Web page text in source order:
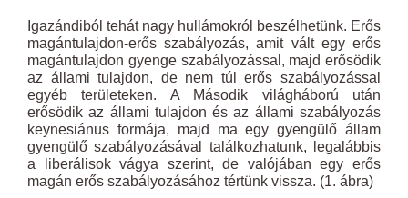
Igazándiból tehát nagy hullámokról beszélhetünk. Erős
magántulajdon-erős szabályozás, amit vált egy erős
magántulajdon gyenge szabályozással, majd erősödik
az állami tulajdon, de nem túl erős szabályozással
egyéb területeken. A Második világháború után
erősödik az állami tulajdon és az állami szabályozás
keynesiánus formája, majd ma egy gyengülő állam
gyengülő szabályozásával találkozhatunk, legalábbis
a liberálisok vágya szerint, de valójában egy erős
magán erős szabályozásához tértünk vissza. (1. ábra)